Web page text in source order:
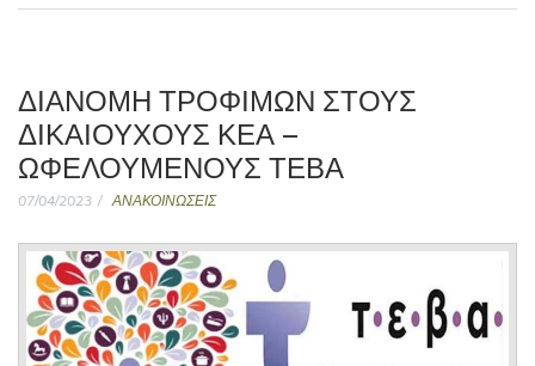
ΔΙΑΝΟΜΗ ΤΡΟΦΙΜΩΝ ΣΤΟΥΣ
ΔΙΚΑΙΟΥΧΟΥΣ ΚΕΑ –
ΩΦΕΛΟΥΜΕΝΟΥΣ ΤΕΒΑ
07/04/2023 ΑΝΑΚΟΙΝΩΣΕΙΣ